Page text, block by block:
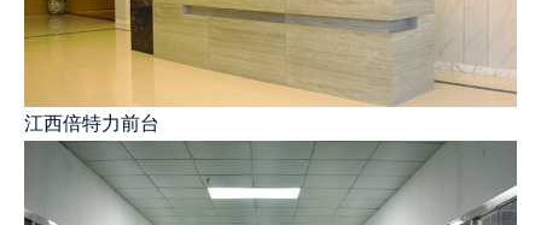
江西倍特力前台